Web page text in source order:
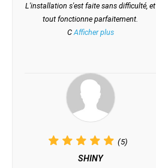
L'installation s'est faite sans difficulté, et
tout fonctionne parfaitement.
C Afficher plus
(5)
SHINY